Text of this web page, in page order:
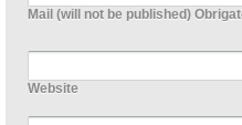
Mail (will not be published)
Website